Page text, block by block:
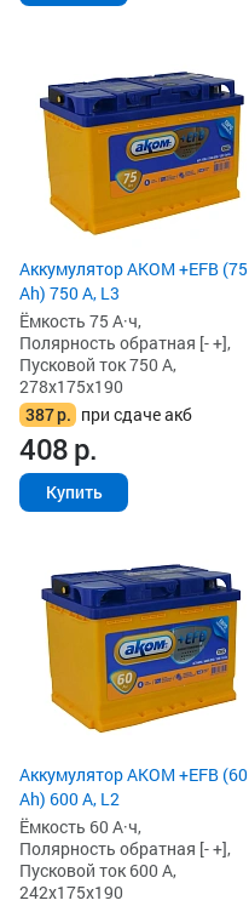
Аккумулятор AKOM +EFB (75
Ah) 750 А, L3
Ёмкость 75 А·ч,
Полярность обратная [- +],
Пусковой ток 750 А,
278x175x190
387р. при сдаче акб
408р.
Купить
Аккумулятор AKOM +EFB (60
Ah) 600 А, L2
Ёмкость 60 А·ч,
Полярность обратная [- +],
Пусковой ток 600 А,
242x175x190